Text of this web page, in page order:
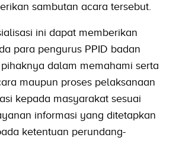
sambutan acara tersebut.
ini dapat memberikan
para pengurus PPID badan
dalam memahami serta
maupun proses pelaksanaan
kepada masyarakat sesuai
informasi yang ditetapkan
ketentuan perundang-